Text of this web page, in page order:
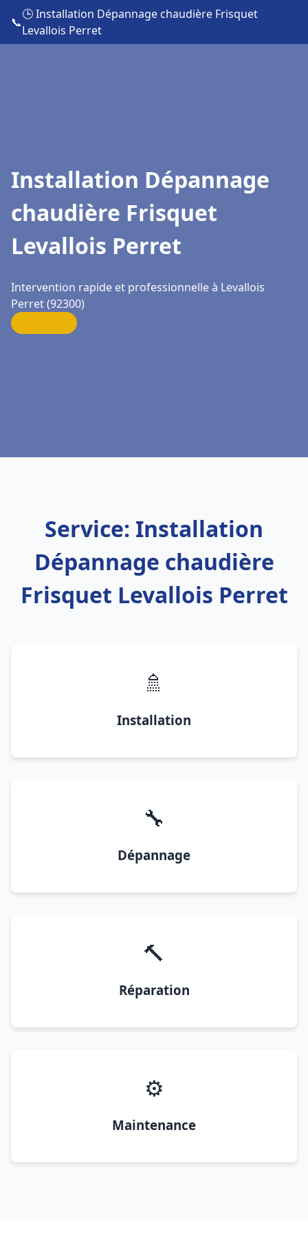
📞
🕒 Installation Dépannage chaudière Frisquet
Levallois Perret
Installation Dépannage
chaudière Frisquet
Levallois Perret
Intervention rapide et professionnelle à Levallois
Perret (92300)
Service: Installation
Dépannage chaudière
Frisquet Levallois Perret
🚿
Installation
🔧
Dépannage
🔨
Réparation
⚙️
Maintenance